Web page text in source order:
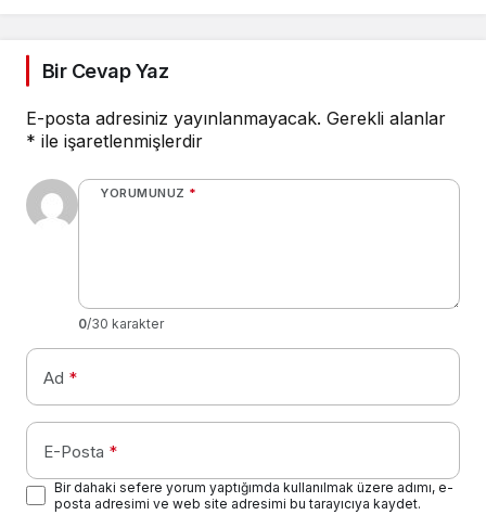
Bir Cevap Yaz
E-posta adresiniz yayınlanmayacak. Gerekli alanlar
* ile işaretlenmişlerdir
YORUMUNUZ *
0/30 karakter
Ad *
E-Posta *
Bir dahaki sefere yorum yaptığımda kullanılmak üzere adımı, e-
posta adresimi ve web site adresimi bu tarayıcıya kaydet.